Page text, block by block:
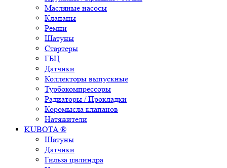
Масляные насосы
Клапаны
Ремни
Шатуны
Стартеры
ГБЦ
Датчики
Коллекторы выпускные
Турбокомпрессоры
Радиаторы / Прокладки
Коромысла клапанов
Натяжители
KUBOTA ®
Шатуны
Датчики
Гильза цилиндра